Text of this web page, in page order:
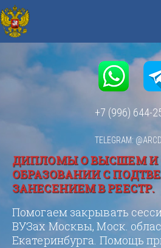
+7 (996) 644-
TELEGRAM:
ДИПЛОМЫ О ВЫСШЕМ И
ОБРАЗОВАНИИ С
ЗАНЕСЕНИЕМ В РЕЕСТР.
Помогаем закрывать
ВУЗах Москвы, Моск.
Екатеринбурга. Помощь